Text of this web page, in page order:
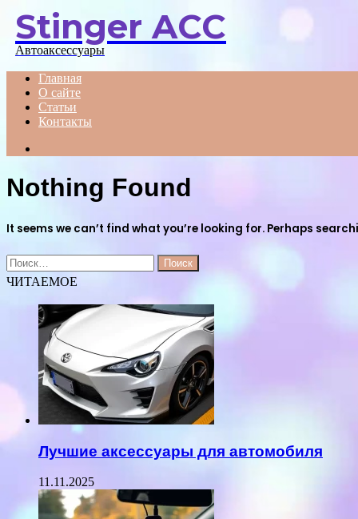
Menu
Stinger ACC
Автоаксессуары
Главная
О сайте
Статьи
Контакты
Nothing Found
It seems we can’t find what you’re looking for. Perhaps
Найти:
ЧИТАЕМОЕ
Лучшие аксессуары для автомобиля
11.11.2025